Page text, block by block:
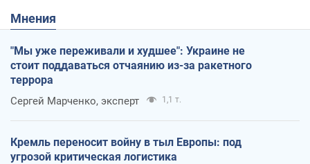
Мнения
"Мы уже переживали и худшее": Украине не
стоит поддаваться отчаянию из-за ракетного
террора
Сергей Марченко, эксперт 1,1 т.
Кремль переносит войну в тыл Европы: под
угрозой критическая логистика